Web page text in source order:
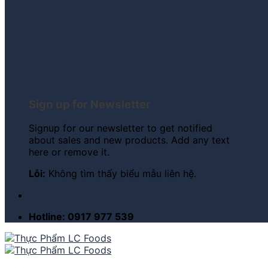
Sign up for Newsletter
Signup for our newsletter to get notified
about sales and new products. Add any text
here or remove it.
Lỗi: Không tìm thấy biểu mẫu liên hệ.
Hotline: 0917 977 539